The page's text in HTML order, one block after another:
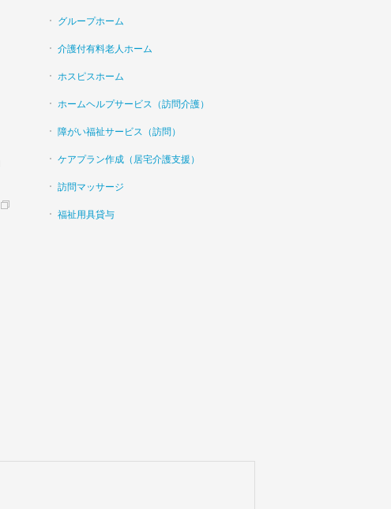
グループホーム
介護付有料老人ホーム
ホスピスホーム
ホームヘルプサービス（訪問介護）
障がい福祉サービス（訪問）
ケアプラン作成（居宅介護支援）
訪問マッサージ
福祉用具貸与